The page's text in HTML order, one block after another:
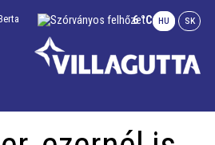
6 °C HU SK